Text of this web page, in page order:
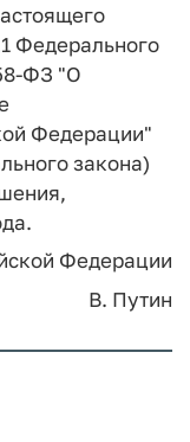
Федерального
ФЗ "О
Федерации"
закона)
Федерации
В. Путин